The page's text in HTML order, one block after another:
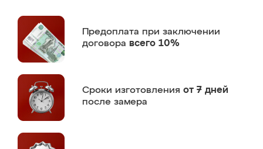
Предоплата при заключении
договора всего 10%
Сроки изготовления от 7 дней
после замера